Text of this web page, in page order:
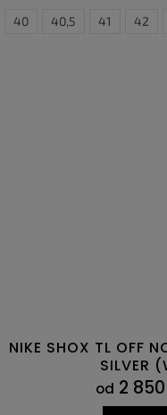
45,5 46 47,5
40 40,5 41 42
NIKE SHOX TL OFF
SILVER
od 2